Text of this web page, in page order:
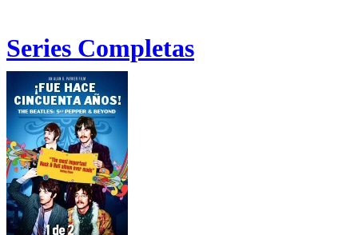
Series Completas